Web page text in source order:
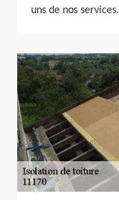
uns de nos services.